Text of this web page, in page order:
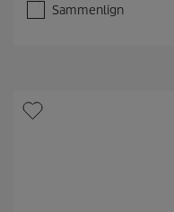
s
n
e
Sammenlign